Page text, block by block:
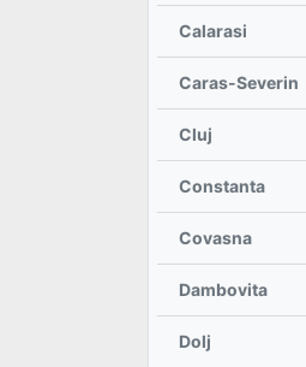
Calarasi
Caras-Severin
Cluj
Constanta
Covasna
Dambovita
Dolj